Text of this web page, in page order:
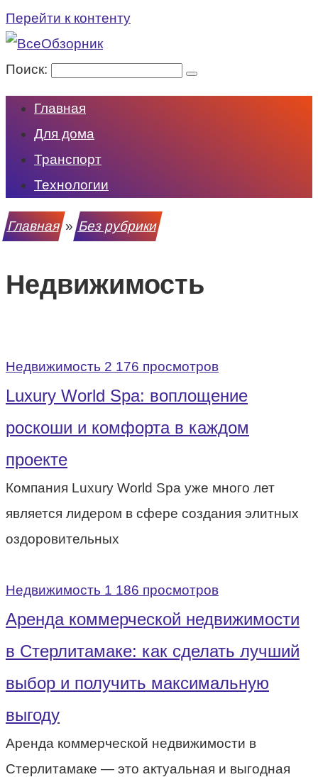
Перейти к контенту
Поиск:
Главная
Для дома
Транспорт
Технологии
Главная»Без рубрики
Недвижимость
Недвижимость 2 176 просмотров
Luxury World Spa: воплощение
роскоши и комфорта в каждом
проекте
Компания Luxury World Spa уже много лет
является лидером в сфере создания элитных
оздоровительных
Недвижимость 1 186 просмотров
Аренда коммерческой недвижимости
в Стерлитамаке: как сделать лучший
выбор и получить максимальную
выгоду
Аренда коммерческой недвижимости в
Стерлитамаке — это актуальная и выгодная